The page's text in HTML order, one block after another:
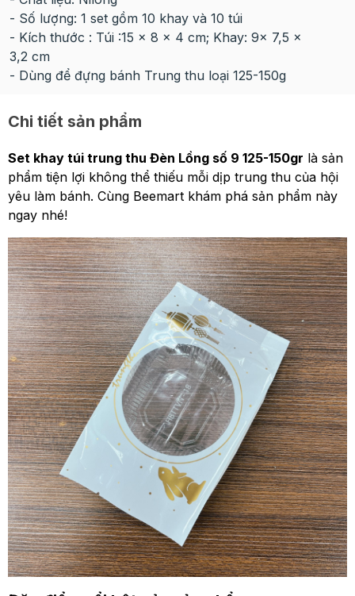
- Số lượng: 1 set gồm 10 khay và 10 túi
- Kích thước : Túi :15 x 8 x 4 cm; Khay: 9x 7,5 x
3,2 cm
- Dùng để đựng bánh Trung thu loại 125-150g
Chi tiết sản phẩm
Set khay túi trung thu Đèn Lồng số 9 125-150gr là sản
phẩm tiện lợi không thể thiếu mỗi dịp trung thu của hội
yêu làm bánh. Cùng Beemart khám phá sản phẩm này
ngay nhé!